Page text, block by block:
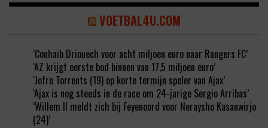
VOETBAL4U.COM
‘Couhaib Driouech voor acht miljoen euro naar Rangers FC’
‘AZ krijgt eerste bod binnen van 17,5 miljoen euro’
‘Jofre Torrents (19) op korte termijn speler van Ajax’
‘Ajax is nog steeds in de race om 24-jarige Sergio Arribas’
‘Willem II meldt zich bij Feyenoord voor Neraysho Kasanwirjo
(24)’